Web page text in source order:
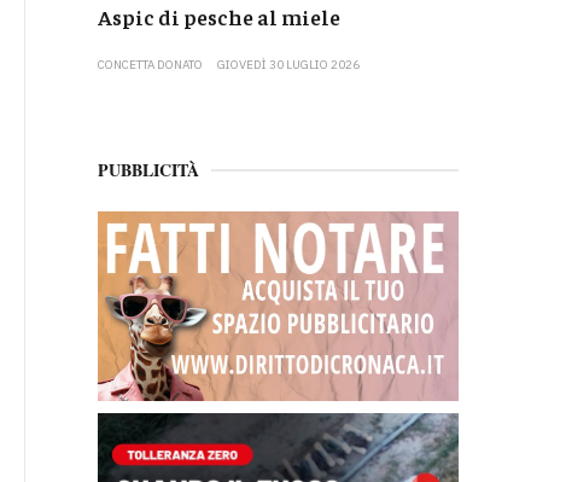
Aspic di pesche al miele
CONCETTA DONATO GIOVEDÌ 30 LUGLIO 2026
PUBBLICITÀ